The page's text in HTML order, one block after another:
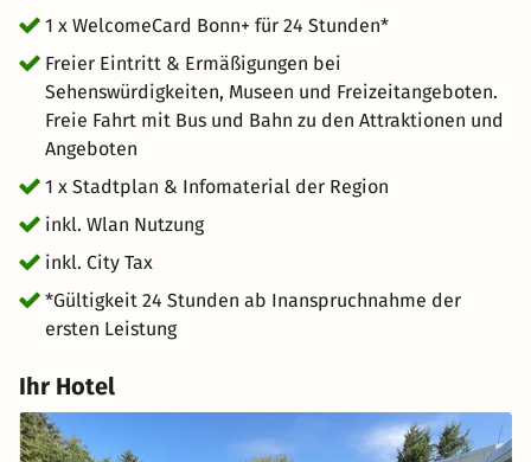
1 x WelcomeCard Bonn+ für 24 Stunden*
Freier Eintritt & Ermäßigungen bei
Sehenswürdigkeiten, Museen und Freizeitangeboten.
Freie Fahrt mit Bus und Bahn zu den Attraktionen und
Angeboten
1 x Stadtplan & Infomaterial der Region
inkl. Wlan Nutzung
inkl. City Tax
*Gültigkeit 24 Stunden ab Inanspruchnahme der
ersten Leistung
Ihr Hotel